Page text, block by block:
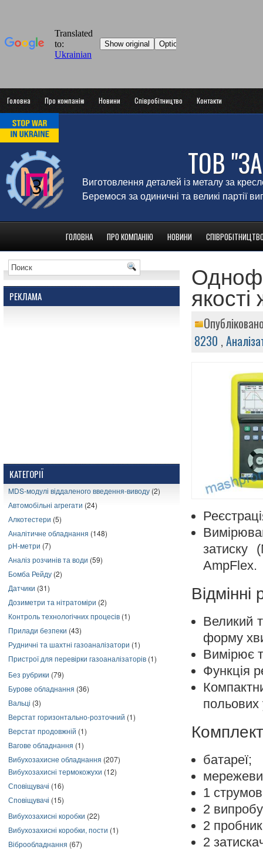
Головна Про компанію Новини Співробітництво Контакти
ТОВ
Виготовлення деталей із металу за
Беремося за одиничні та великі партії
ГОЛОВНА ПРО КОМПАНІЮ НОВИНИ
РЕКЛАМА
КАТЕГОРІЇ
MDS-модулі віддаленого введення-виводу (2)
Автомобільні агрегати (24)
Алкотестери (5)
Аналітичне обладнання (148)
pH-метри (7)
Аналіз розчинів та води (59)
Бомба Рейду (2)
Датчики (31)
Дозиметри та нітратоміри (2)
Контроль технологічних процесів (1)
Прилади безпеки (43)
Рудничні та шахтні газоаналізатори (1)
Пристрої для перевірки газоаналізаторів (1)
Без рубрики (79)
Бурове обладнання (36)
Вальці (3)
Верстат горизонтально-розточний (1)
Верстат продовжній (1)
Вагове обладнання (1)
Вибухозахисне обладнання (207)
Вибухозахисні термокожухи (12)
Сповіщувачі (16)
Сповіщувачі (15)
Вибухозахисні коробки (22)
Вибухозахисні коробки, пости (1)
Віброобладнання (67)
8230 ,
затиску
AmpFlex.
Відмінні
Великий
форму
Вимірює
Функція
польових
батареї;
1
2
2
2